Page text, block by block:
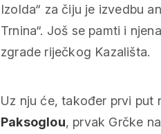
Izolda“ za čiju je izvedbu
Trnina“. Još se pamti i
zgrade riječkog Kazališta.
Uz nju će, također prvi put
Paksoglou, prvak Grčke